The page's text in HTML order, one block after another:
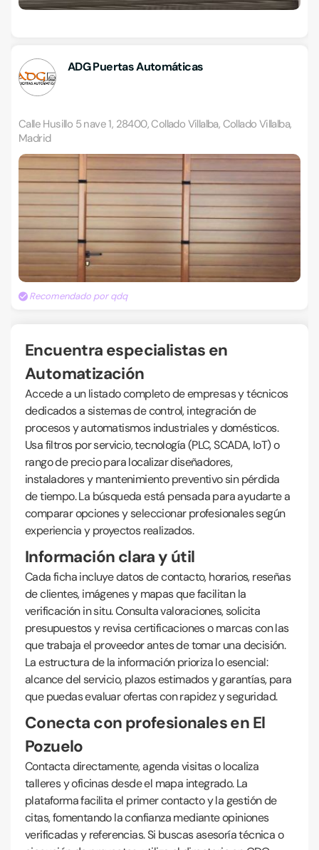
ADG Puertas Automáticas
Calle Husillo 5 nave 1, 28400, Collado Villalba, Collado Villalba,
Madrid
Recomendado por qdq
Encuentra especialistas en
Automatización
Accede a un listado completo de empresas y técnicos
dedicados a sistemas de control, integración de
procesos y automatismos industriales y domésticos.
Usa filtros por servicio, tecnología (PLC, SCADA, IoT) o
rango de precio para localizar diseñadores,
instaladores y mantenimiento preventivo sin pérdida
de tiempo. La búsqueda está pensada para ayudarte a
comparar opciones y seleccionar profesionales según
experiencia y proyectos realizados.
Información clara y útil
Cada ficha incluye datos de contacto, horarios, reseñas
de clientes, imágenes y mapas que facilitan la
verificación in situ. Consulta valoraciones, solicita
presupuestos y revisa certificaciones o marcas con las
que trabaja el proveedor antes de tomar una decisión.
La estructura de la información prioriza lo esencial:
alcance del servicio, plazos estimados y garantías, para
que puedas evaluar ofertas con rapidez y seguridad.
Conecta con profesionales en El
Pozuelo
Contacta directamente, agenda visitas o localiza
talleres y oficinas desde el mapa integrado. La
plataforma facilita el primer contacto y la gestión de
citas, fomentando la confianza mediante opiniones
verificadas y referencias. Si buscas asesoría técnica o